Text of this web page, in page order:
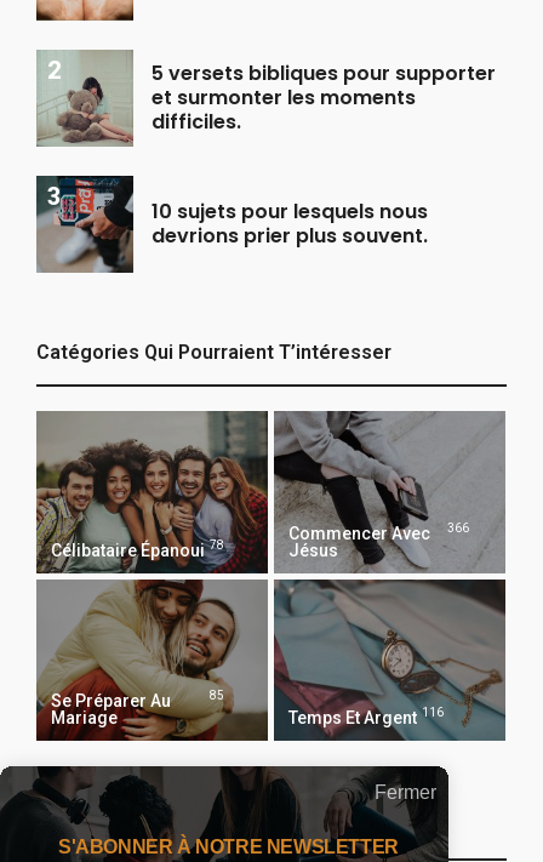
5 versets bibliques pour supporter
et surmonter les moments
difficiles.
10 sujets pour lesquels nous
devrions prier plus souvent.
Catégories Qui Pourraient T’intéresser
Célibataire Épanoui 78
Commencer Avec
Jésus
366
Se Préparer Au
Mariage
85
Temps Et Argent 116
Recevoir Notre Newsletter Chaque Matin
Fermer
S'ABONNER À NOTRE NEWSLETTER